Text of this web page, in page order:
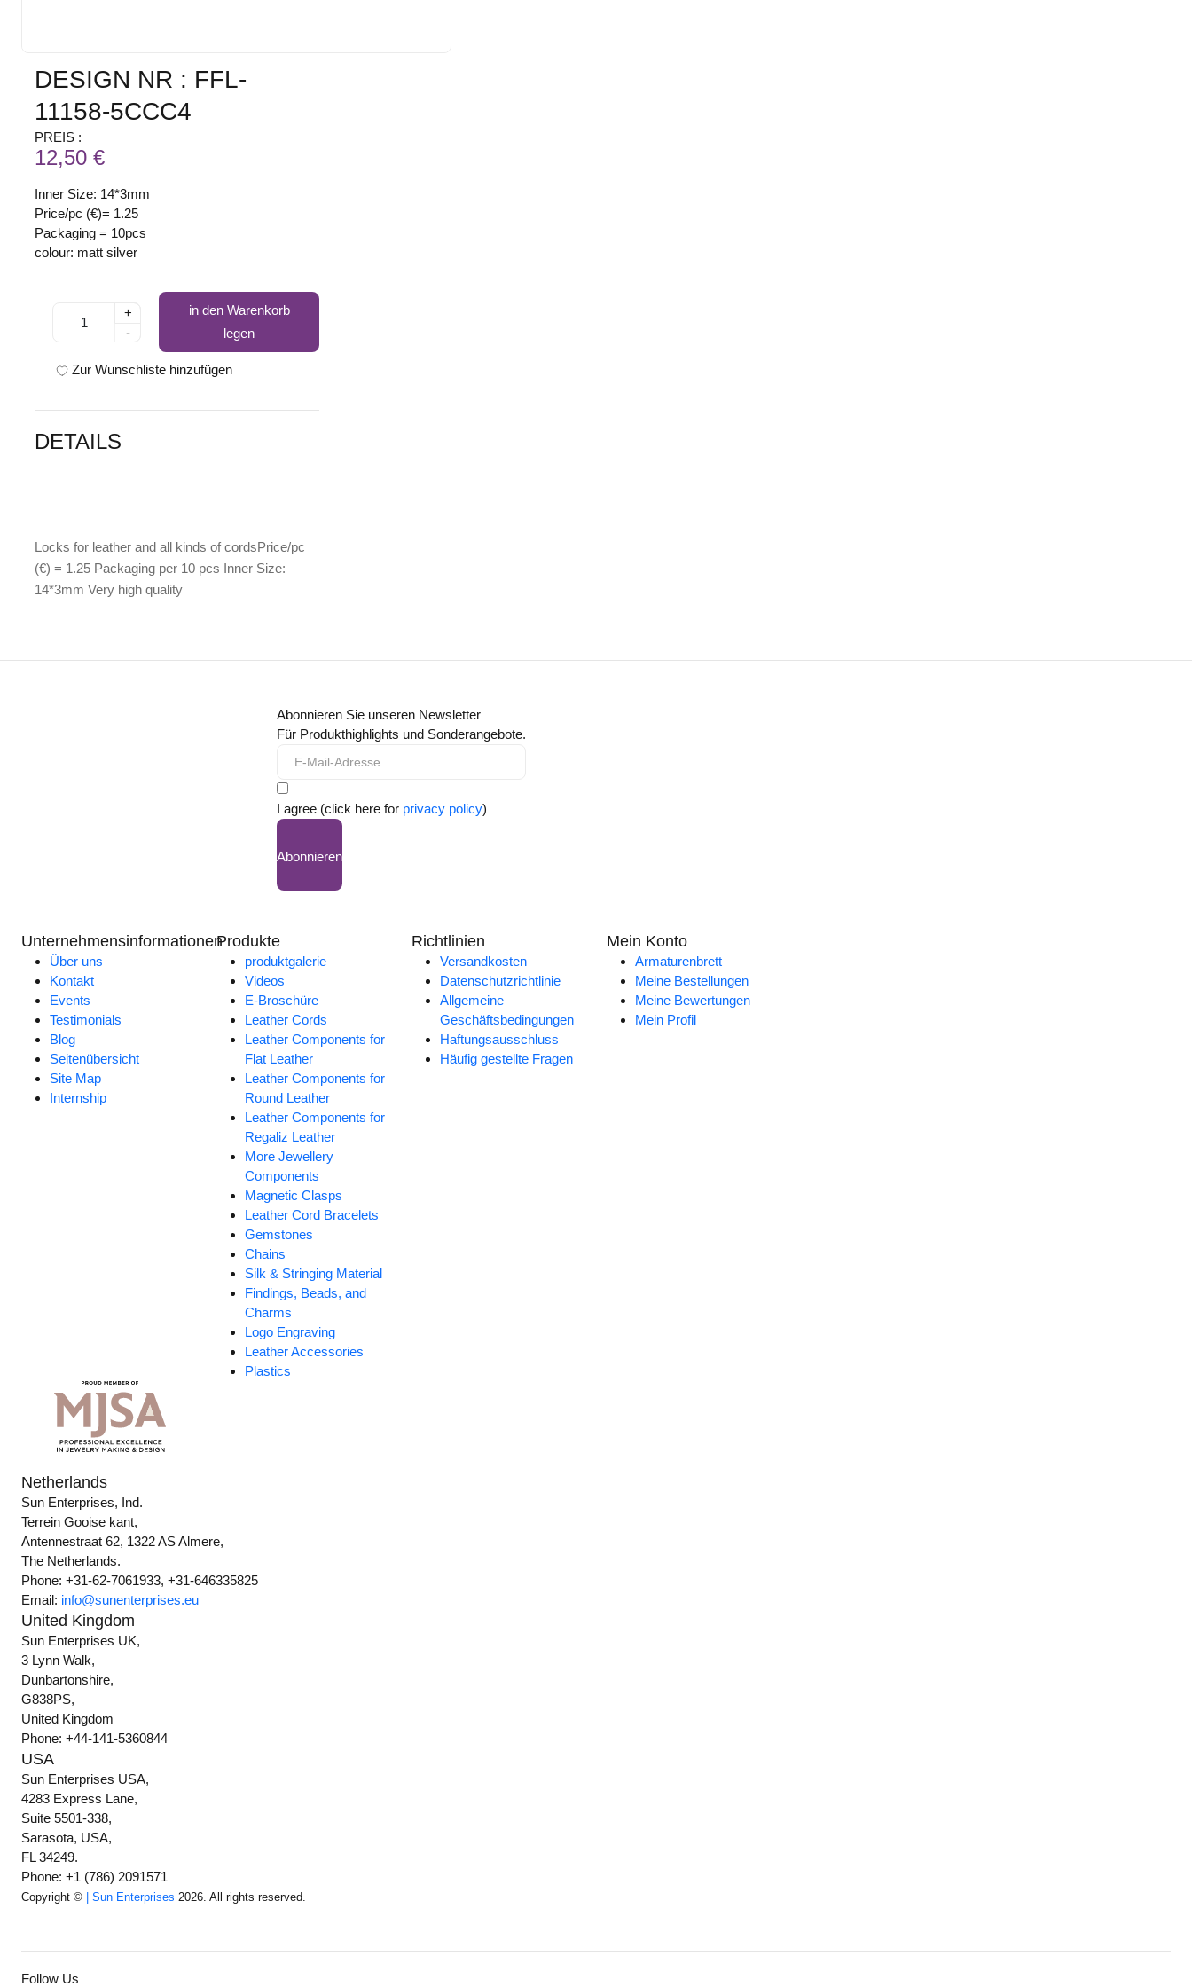
DESIGN NR : FFL-
11158-5CCC4
PREIS :
12,50 €
Inner Size: 14*3mm
Price/pc (€)= 1.25
Packaging = 10pcs
colour: matt silver
+
-
in den Warenkorb
legen
Zur Wunschliste hinzufügen
DETAILS
Locks for leather and all kinds of cordsPrice/pc
(€) = 1.25 Packaging per 10 pcs Inner Size:
14*3mm Very high quality
Abonnieren Sie unseren Newsletter
Für Produkthighlights und Sonderangebote.
I agree (click here for privacy policy)
Abonnieren
Unternehmensinformationen
Über uns
Kontakt
Events
Testimonials
Blog
Seitenübersicht
Site Map
Internship
Produkte
produktgalerie
Videos
E-Broschüre
Leather Cords
Leather Components for
Flat Leather
Leather Components for
Round Leather
Leather Components for
Regaliz Leather
More Jewellery
Components
Magnetic Clasps
Leather Cord Bracelets
Gemstones
Chains
Silk & Stringing Material
Findings, Beads, and
Charms
Logo Engraving
Leather Accessories
Plastics
Richtlinien
Versandkosten
Datenschutzrichtlinie
Allgemeine
Geschäftsbedingungen
Haftungsausschluss
Häufig gestellte Fragen
Mein Konto
Armaturenbrett
Meine Bestellungen
Meine Bewertungen
Mein Profil
Netherlands
Sun Enterprises, Ind.
Terrein Gooise kant,
Antennestraat 62, 1322 AS Almere,
The Netherlands.
Phone: +31-62-7061933, +31-646335825
Email: info@sunenterprises.eu
United Kingdom
Sun Enterprises UK,
3 Lynn Walk,
Dunbartonshire,
G838PS,
United Kingdom
Phone: +44-141-5360844
USA
Sun Enterprises USA,
4283 Express Lane,
Suite 5501-338,
Sarasota, USA,
FL 34249.
Phone: +1 (786) 2091571
Copyright © | Sun Enterprises 2026. All rights reserved.
Follow Us